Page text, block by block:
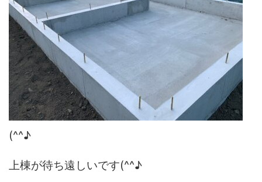
(^^♪
上棟が待ち遠しいです(^^♪